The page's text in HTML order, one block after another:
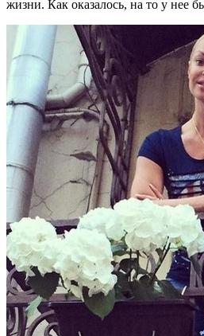
жизни. Как оказалось, на то у нее